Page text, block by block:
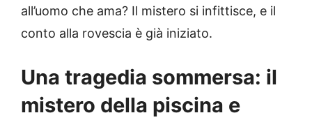
all’uomo che ama? Il mistero si infittisce, e il
conto alla rovescia è già iniziato.
Una tragedia sommersa: il
mistero della piscina e